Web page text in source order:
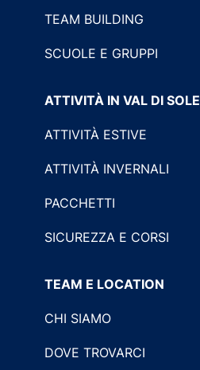
TEAM BUILDING
SCUOLE E GRUPPI
ATTIVITÀ IN VAL DI SOLE
ATTIVITÀ ESTIVE
ATTIVITÀ INVERNALI
PACCHETTI
SICUREZZA E CORSI
TEAM E LOCATION
CHI SIAMO
DOVE TROVARCI